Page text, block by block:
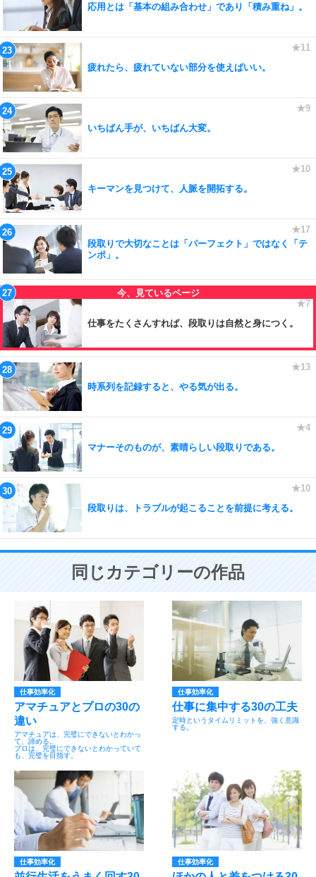
応用とは「基本の組み合わせ」であり「積み重ね」。
疲れたら、疲れていない部分を使えばいい。
いちばん手が、いちばん大変。
キーマンを見つけて、人脈を開拓する。
段取りで大切なことは「パーフェクト」ではなく「テ
ンポ」。
仕事をたくさんすれば、段取りは自然と身につく。
時系列を記録すると、やる気が出る。
マナーそのものが、素晴らしい段取りである。
段取りは、トラブルが起こることを前提に考える。
同じカテゴリーの作品
仕事効率化
アマチュアとプロの30の
違い
アマチュアは、完璧にできないとわかっ
て、諦める。
プロは、完璧にできないとわかっていて
も、完璧を目指す。
仕事効率化
仕事に集中する30の工夫
定時というタイムリミットを、強く意識
する。
仕事効率化 仕事効率化